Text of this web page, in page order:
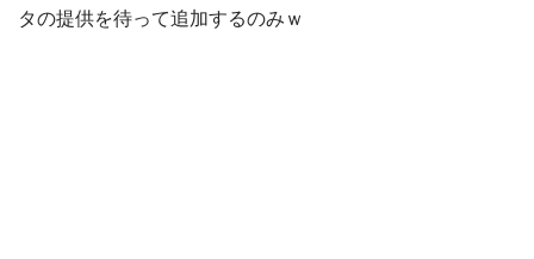
タの提供を待って追加するのみｗ